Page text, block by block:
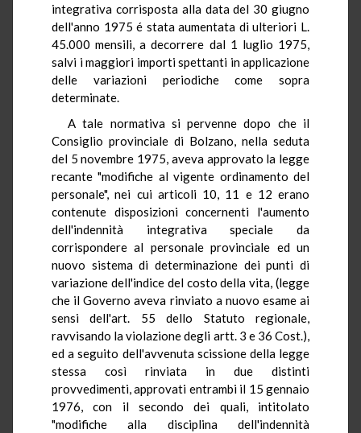
integrativa corrisposta alla data del 30 giugno
dell'anno 1975 é stata aumentata di ulteriori L.
45.000 mensili, a decorrere dal 1 luglio 1975,
salvi i maggiori importi spettanti in applicazione
delle variazioni periodiche come sopra
determinate.
A tale normativa si pervenne dopo che il
Consiglio provinciale di Bolzano, nella seduta
del 5 novembre 1975, aveva approvato la legge
recante "modifiche al vigente ordinamento del
personale", nei cui articoli 10, 11 e 12 erano
contenute disposizioni concernenti l'aumento
dell'indennità integrativa speciale da
corrispondere al personale provinciale ed un
nuovo sistema di determinazione dei punti di
variazione dell'indice del costo della vita, (legge
che il Governo aveva rinviato a nuovo esame ai
sensi dell'art. 55 dello Statuto regionale,
ravvisando la violazione degli artt. 3 e 36 Cost.),
ed a seguito dell'avvenuta scissione della legge
stessa così rinviata in due distinti
provvedimenti, approvati entrambi il 15 gennaio
1976, con il secondo dei quali, intitolato
"modifiche alla disciplina dell'indennità